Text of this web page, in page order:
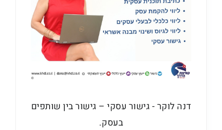
דנה לוקר - גישור עסקי – גישור בין שותפים
בעסק.